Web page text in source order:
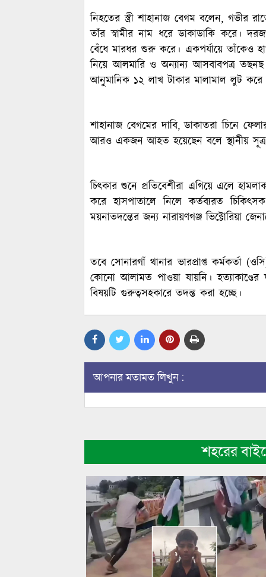
নিহতের স্ত্রী শাহানাজ বেগম বলেন, গভীর
তাঁর স্বামীর নাম ধরে ডাকাডাকি করে।
বেঁধে মারধর শুরু করে। একপর্যায়ে তাঁকেও
নিয়ে আলমারি ও অন্যান্য আসবাবপত্র তছনছ
আনুমানিক ১২ লাখ টাকার মালামাল লুট
শাহানাজ বেগমের দাবি, ডাকাতরা চিনে
আরও একজন আহত হয়েছেন বলে স্থানীয় সূত্র
চিৎকার শুনে প্রতিবেশীরা এগিয়ে এলে
করে হাসপাতালে নিলে কর্তব্যরত
ময়নাতদন্তের জন্য নারায়ণগঞ্জ ভিক্টোরিয়া
তবে সোনারগাঁ থানার ভারপ্রাপ্ত কর্মকর্তা
কোনো আলামত পাওয়া যায়নি।
বিষয়টি গুরুত্বসহকারে তদন্ত করা হচ্ছে।
আপনার মতামত লিখুন :
শহরের